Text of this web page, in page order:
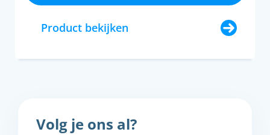
Product bekijken
Volg je ons al?